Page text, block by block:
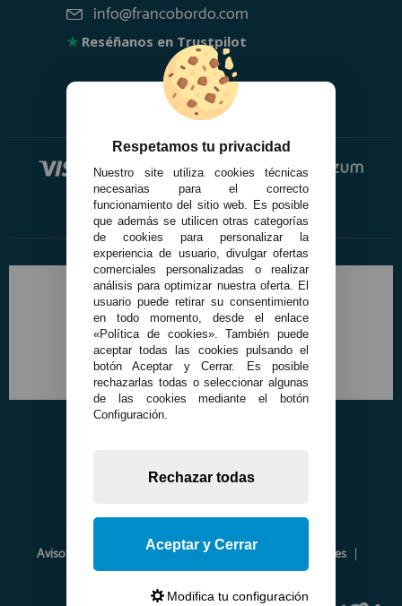
info@francobordo.com
★ Reséñanos en Trustpilot
Aviso Legal Política de Privacidad
Política de Cookies
Envíos y Devoluciones
Opiniones
Respetamos tu privacidad
Nuestro site utiliza cookies técnicas
necesarias para el correcto
funcionamiento del sitio web. Es posible
que además se utilicen otras categorías
de cookies para personalizar la
experiencia de usuario, divulgar ofertas
comerciales personalizadas o realizar
análisis para optimizar nuestra oferta. El
usuario puede retirar su consentimiento
en todo momento, desde el enlace
«Política de cookies». También puede
aceptar todas las cookies pulsando el
botón Aceptar y Cerrar. Es posible
rechazarlas todas o seleccionar algunas
de las cookies mediante el botón
Configuración.
Rechazar todas
Aceptar y Cerrar
Modifica tu configuración